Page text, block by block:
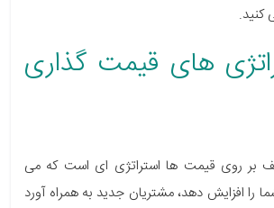
کنید.
های قیمت گذاری
بر روی قیمت ها استراتژی ای است که می
را افزایش دهد، مشتریان جدید به همراه آورد